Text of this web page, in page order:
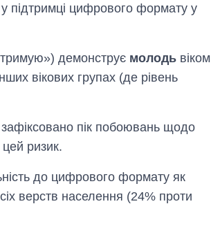
підтримці цифрового формату у
демонструє молодь віком
вікових групах (де рівень
пік побоювань щодо
ризик.
до цифрового формату як
верств населення (24% проти